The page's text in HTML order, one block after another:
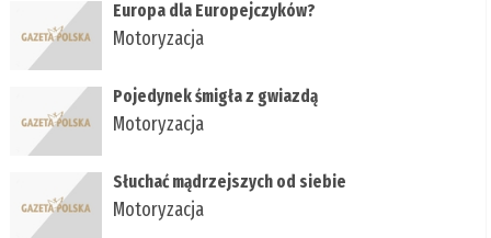
Europa dla Europejczyków?
Motoryzacja
Pojedynek śmigła z gwiazdą
Motoryzacja
Słuchać mądrzejszych od siebie
Motoryzacja